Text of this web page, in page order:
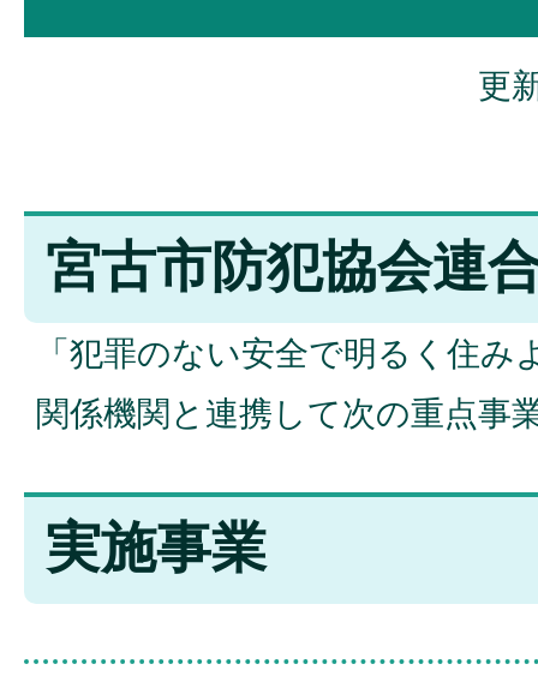
更
宮古市防犯協会連
「犯罪のない安全で明るく住
関係機関と連携して次の重点事
実施事業